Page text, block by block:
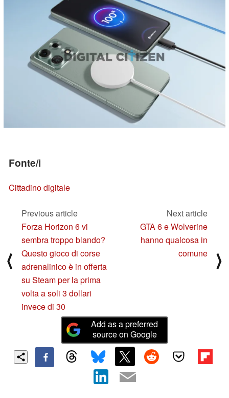
Fonte/i
Cittadino digitale
⟨
Previous article
Forza Horizon 6 vi
sembra troppo blando?
Questo gioco di corse
adrenalinico è in offerta
su Steam per la prima
volta a soli 3 dollari
invece di 30
Next article
GTA 6 e Wolverine
hanno qualcosa in
comune
⟩
Add as a preferred
source on Google